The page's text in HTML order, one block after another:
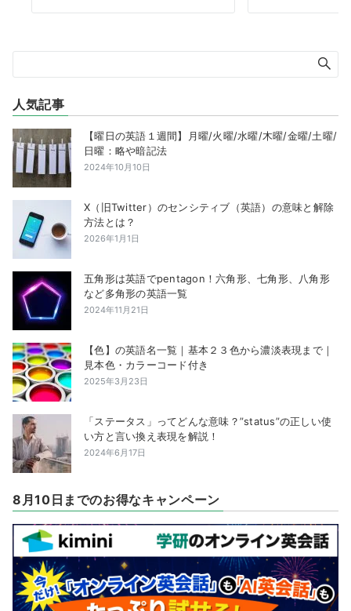
人気記事
【曜日の英語１週間】月曜/火曜/水曜/木曜/金曜/土曜/
日曜：略や暗記法
2024年10月10日
X（旧Twitter）のセンシティブ（英語）の意味と解除
方法とは？
2026年1月1日
五角形は英語でpentagon！六角形、七角形、八角形
など多角形の英語一覧
2024年11月21日
【色】の英語名一覧｜基本２３色から濃淡表現まで｜
見本色・カラーコード付き
2025年3月23日
「ステータス」ってどんな意味？”status”の正しい使
い方と言い換え表現を解説！
2024年6月17日
8月10日までのお得なキャンペーン